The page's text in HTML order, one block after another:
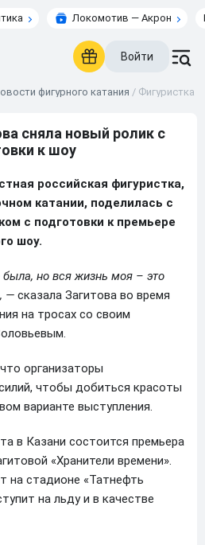
Локомотив — Акрон
Войти
фигурного катания / Фигуристка
сняла новый ролик с
к шоу
российская фигуристка,
катании, поделилась с
с подготовки к премьере
шоу.
но вся жизнь моя – это
— сказала Загитова во время
на тросах со своим
организаторы
чтобы добиться красоты
варианте выступления.
в Казани состоится премьера
«Хранители времени».
на стадионе «Татнефть
на льду и в качестве